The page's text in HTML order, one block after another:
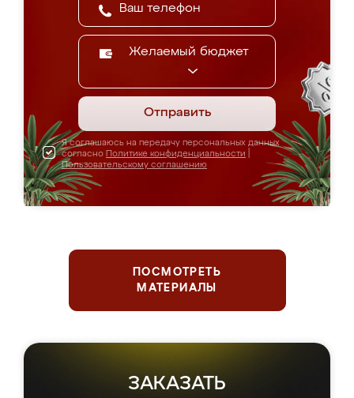
Желаемый бюджет
Отправить
Я соглашаюсь на передачу персональных данных
согласно Политике конфиденциальности
Пользовательскому соглашению
ПОСМОТРЕТЬ
МАТЕРИАЛЫ
ЗАКАЗАТЬ